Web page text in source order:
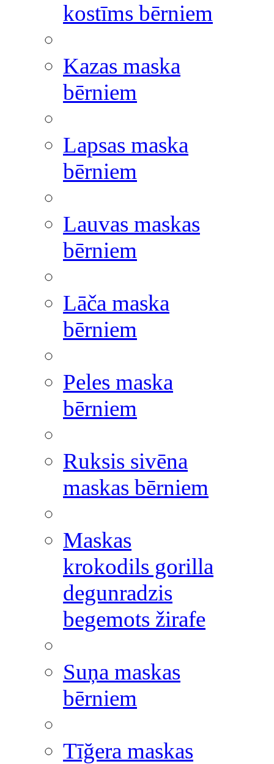
kostīms bērniem
Kazas maska
bērniem
Lapsas maska
bērniem
Lauvas maskas
bērniem
Lāča maska
bērniem
Peles maska
bērniem
Ruksis sivēna
maskas bērniem
Maskas
krokodils gorilla
degunradzis
begemots žirafe
Suņa maskas
bērniem
Tīğera maskas